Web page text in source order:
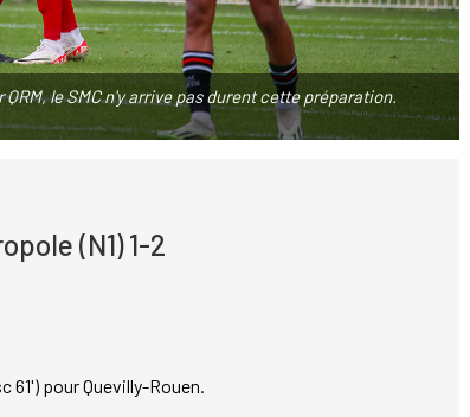
le SMC n'y arrive pas durent cette préparation.
(N1) 1-2
61') pour Quevilly-Rouen.